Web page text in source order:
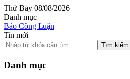
Thứ Bảy 08/08/2026
Danh mục
Báo Công Luận
Tin mới
Tìm kiếm
Danh mục